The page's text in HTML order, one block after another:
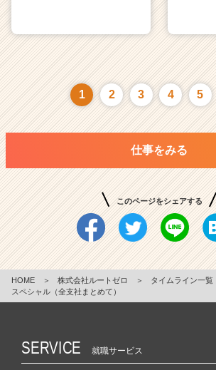
1 2 3 4 5
仕事をみる
このページをシェアする
HOME ＞ 株式会社ルートゼロ ＞ タイムライン一覧
スペシャル（全支社まとめて）
SERVICE 就職サービス